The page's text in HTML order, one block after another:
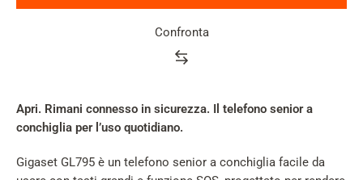
Confronta
summary
Apri. Rimani connesso in sicurezza. Il telefono senior a
conchiglia per l’uso quotidiano.
Gigaset GL795 è un telefono senior a conchiglia facile da